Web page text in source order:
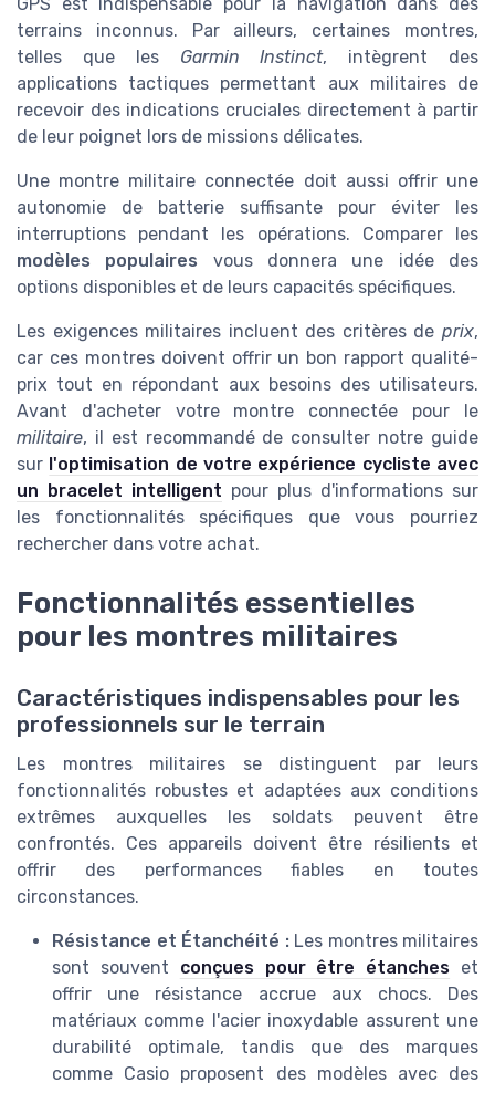
terrains inconnus. Par ailleurs, certaines montres,
telles que les Garmin Instinct, intègrent des
applications tactiques permettant aux militaires de
recevoir des indications cruciales directement à partir
de leur poignet lors de missions délicates.
Une montre militaire connectée doit aussi offrir une
autonomie de batterie suffisante pour éviter les
interruptions pendant les opérations. Comparer les
modèles populaires vous donnera une idée des
options disponibles et de leurs capacités spécifiques.
Les exigences militaires incluent des critères de prix,
car ces montres doivent offrir un bon rapport qualité-
prix tout en répondant aux besoins des utilisateurs.
Avant d'acheter votre montre connectée pour le
militaire, il est recommandé de consulter notre guide
sur l'optimisation de votre expérience cycliste avec
un bracelet intelligent pour plus d'informations sur
les fonctionnalités spécifiques que vous pourriez
rechercher dans votre achat.
Fonctionnalités essentielles
pour les montres militaires
Caractéristiques indispensables pour les
professionnels sur le terrain
Les montres militaires se distinguent par leurs
fonctionnalités robustes et adaptées aux conditions
extrêmes auxquelles les soldats peuvent être
confrontés. Ces appareils doivent être résilients et
offrir des performances fiables en toutes
circonstances.
Résistance et Étanchéité :Les montres militaires
sont souvent conçues pour être étanches et
offrir une résistance accrue aux chocs. Des
matériaux comme l'acier inoxydable assurent une
durabilité optimale, tandis que des marques
comme Casio proposent des modèles avec des